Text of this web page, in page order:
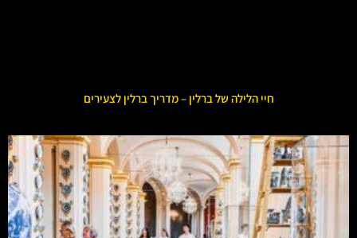
חיי הלילה של ברלין – מדריך ברלין לצעירים